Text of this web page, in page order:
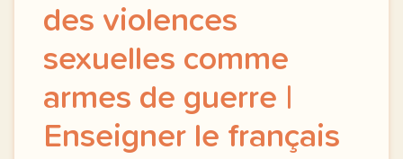
des violences
sexuelles comme
armes de guerre |
Enseigner le français